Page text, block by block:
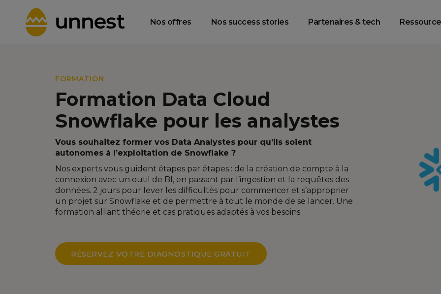
Nos offres Nos success stories Partenaires & tech
Gouvernance
FORMATION
Formation Data Cloud
Snowflake pour les analystes
Vous souhaitez former vos Data Analystes pour qu’ils soient
autonomes à l’exploitation de Snowflake ?
Nos experts vous guident étapes par étapes : de la création de compte à la
connexion avec un outil de BI, en passant par l’ingestion et la requêtes des
données. 2 jours pour lever les difficultés pour commencer et s’approprier
un projet sur Snowflake et de permettre à tout le monde de se lancer. Une
formation alliant théorie et cas pratiques adaptés à vos besoins.
RÉSERVEZ VOTRE DIAGNOSTIQUE GRATUIT